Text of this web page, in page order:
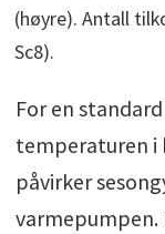
(høyre). Antall
Sc8).
For en
temperaturen i
påvirker
varmepumpen.